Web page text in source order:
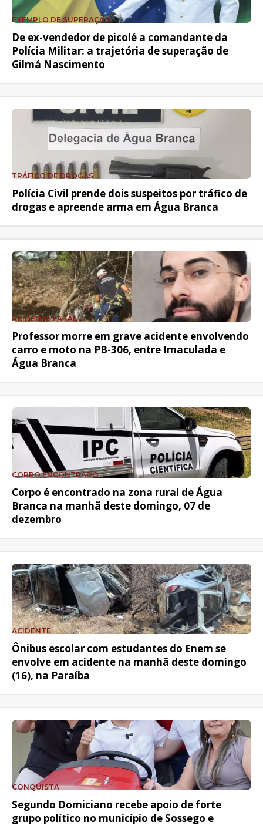
EXEMPLO DE SUPERAÇÃO
De ex-vendedor de picolé a comandante da
Polícia Militar: a trajetória de superação de
Gilmá Nascimento
TRÁFICO DE DROGAS
Polícia Civil prende dois suspeitos por tráfico de
drogas e apreende arma em Água Branca
ACIDENTE FATAL
Professor morre em grave acidente envolvendo
carro e moto na PB-306, entre Imaculada e
Água Branca
CORPO ENCONTRADO
Corpo é encontrado na zona rural de Água
Branca na manhã deste domingo, 07 de
dezembro
ACIDENTE
Ônibus escolar com estudantes do Enem se
envolve em acidente na manhã deste domingo
(16), na Paraíba
CONQUISTA
Segundo Domiciano recebe apoio de forte
grupo político no município de Sossego e